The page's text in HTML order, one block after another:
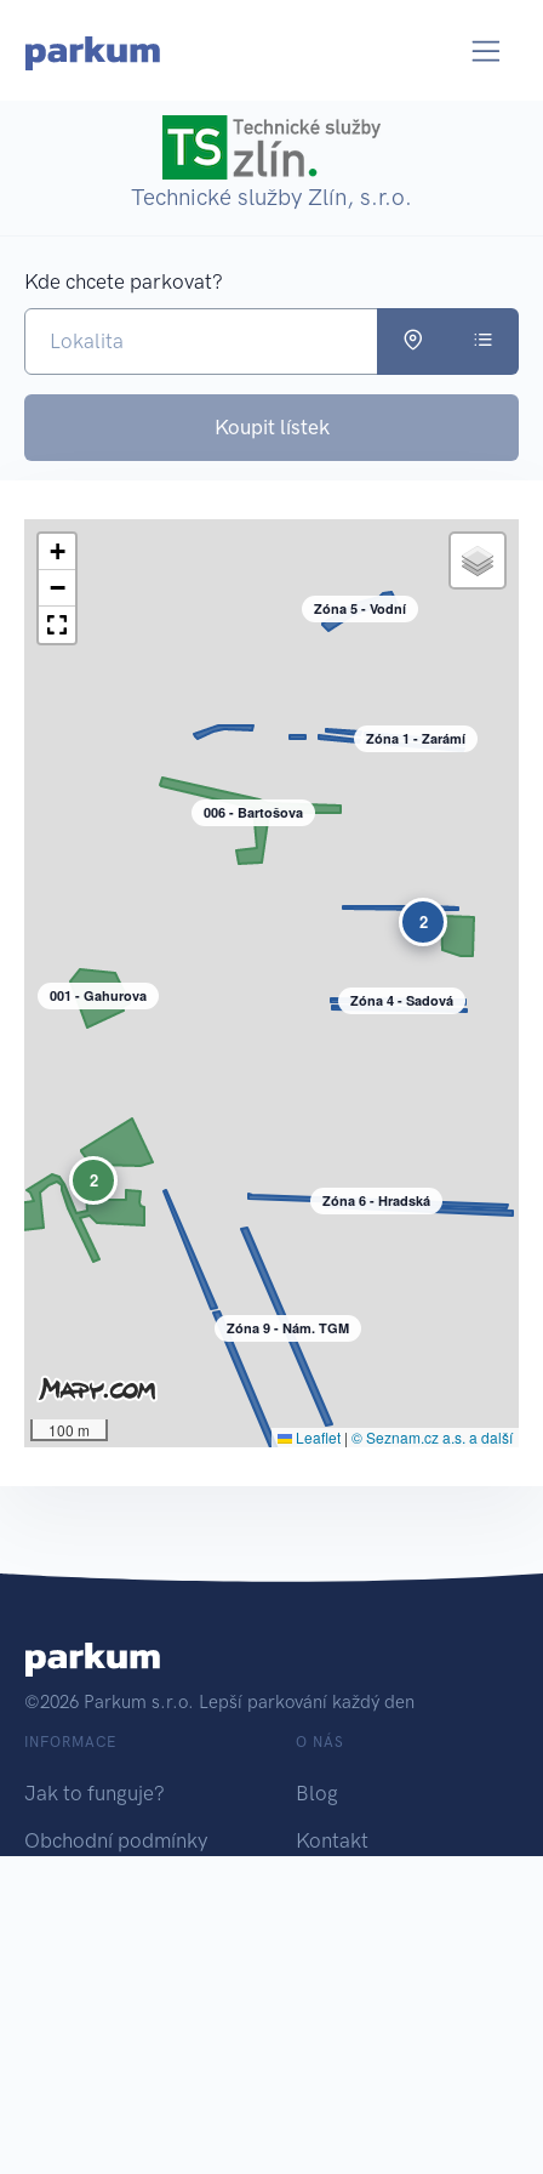
Technické služby Zlín, s.r.o.
Kde chcete parkovat?
Koupit lístek
Zóna 6 - Hradská
Zóna 1 - Zarámí
Zóna 4 - Sadová
2
006 - Bartošova
001 - Gahurova
2
Zóna 9 - Nám. TGM
Zóna 5 - Vodní
+
−
100 m Leaflet | © Seznam.cz a.s. a další
©2026 Parkum s.r.o. Lepší parkování každý den
INFORMACE
Jak to funguje?
Obchodní podmínky
O NÁS
Blog
Kontakt